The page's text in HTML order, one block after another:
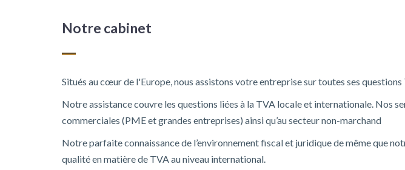
Notre cabinet
Situés au cœur de l'Europe, nous assistons votre entreprise sur toutes ses
Notre assistance couvre les questions liées à la TVA locale et internationale. Nos
commerciales (PME et grandes entreprises) ainsi qu’au secteur non-marchand
Notre parfaite connaissance de l’environnement fiscal et juridique de même que
qualité en matière de TVA au niveau international.